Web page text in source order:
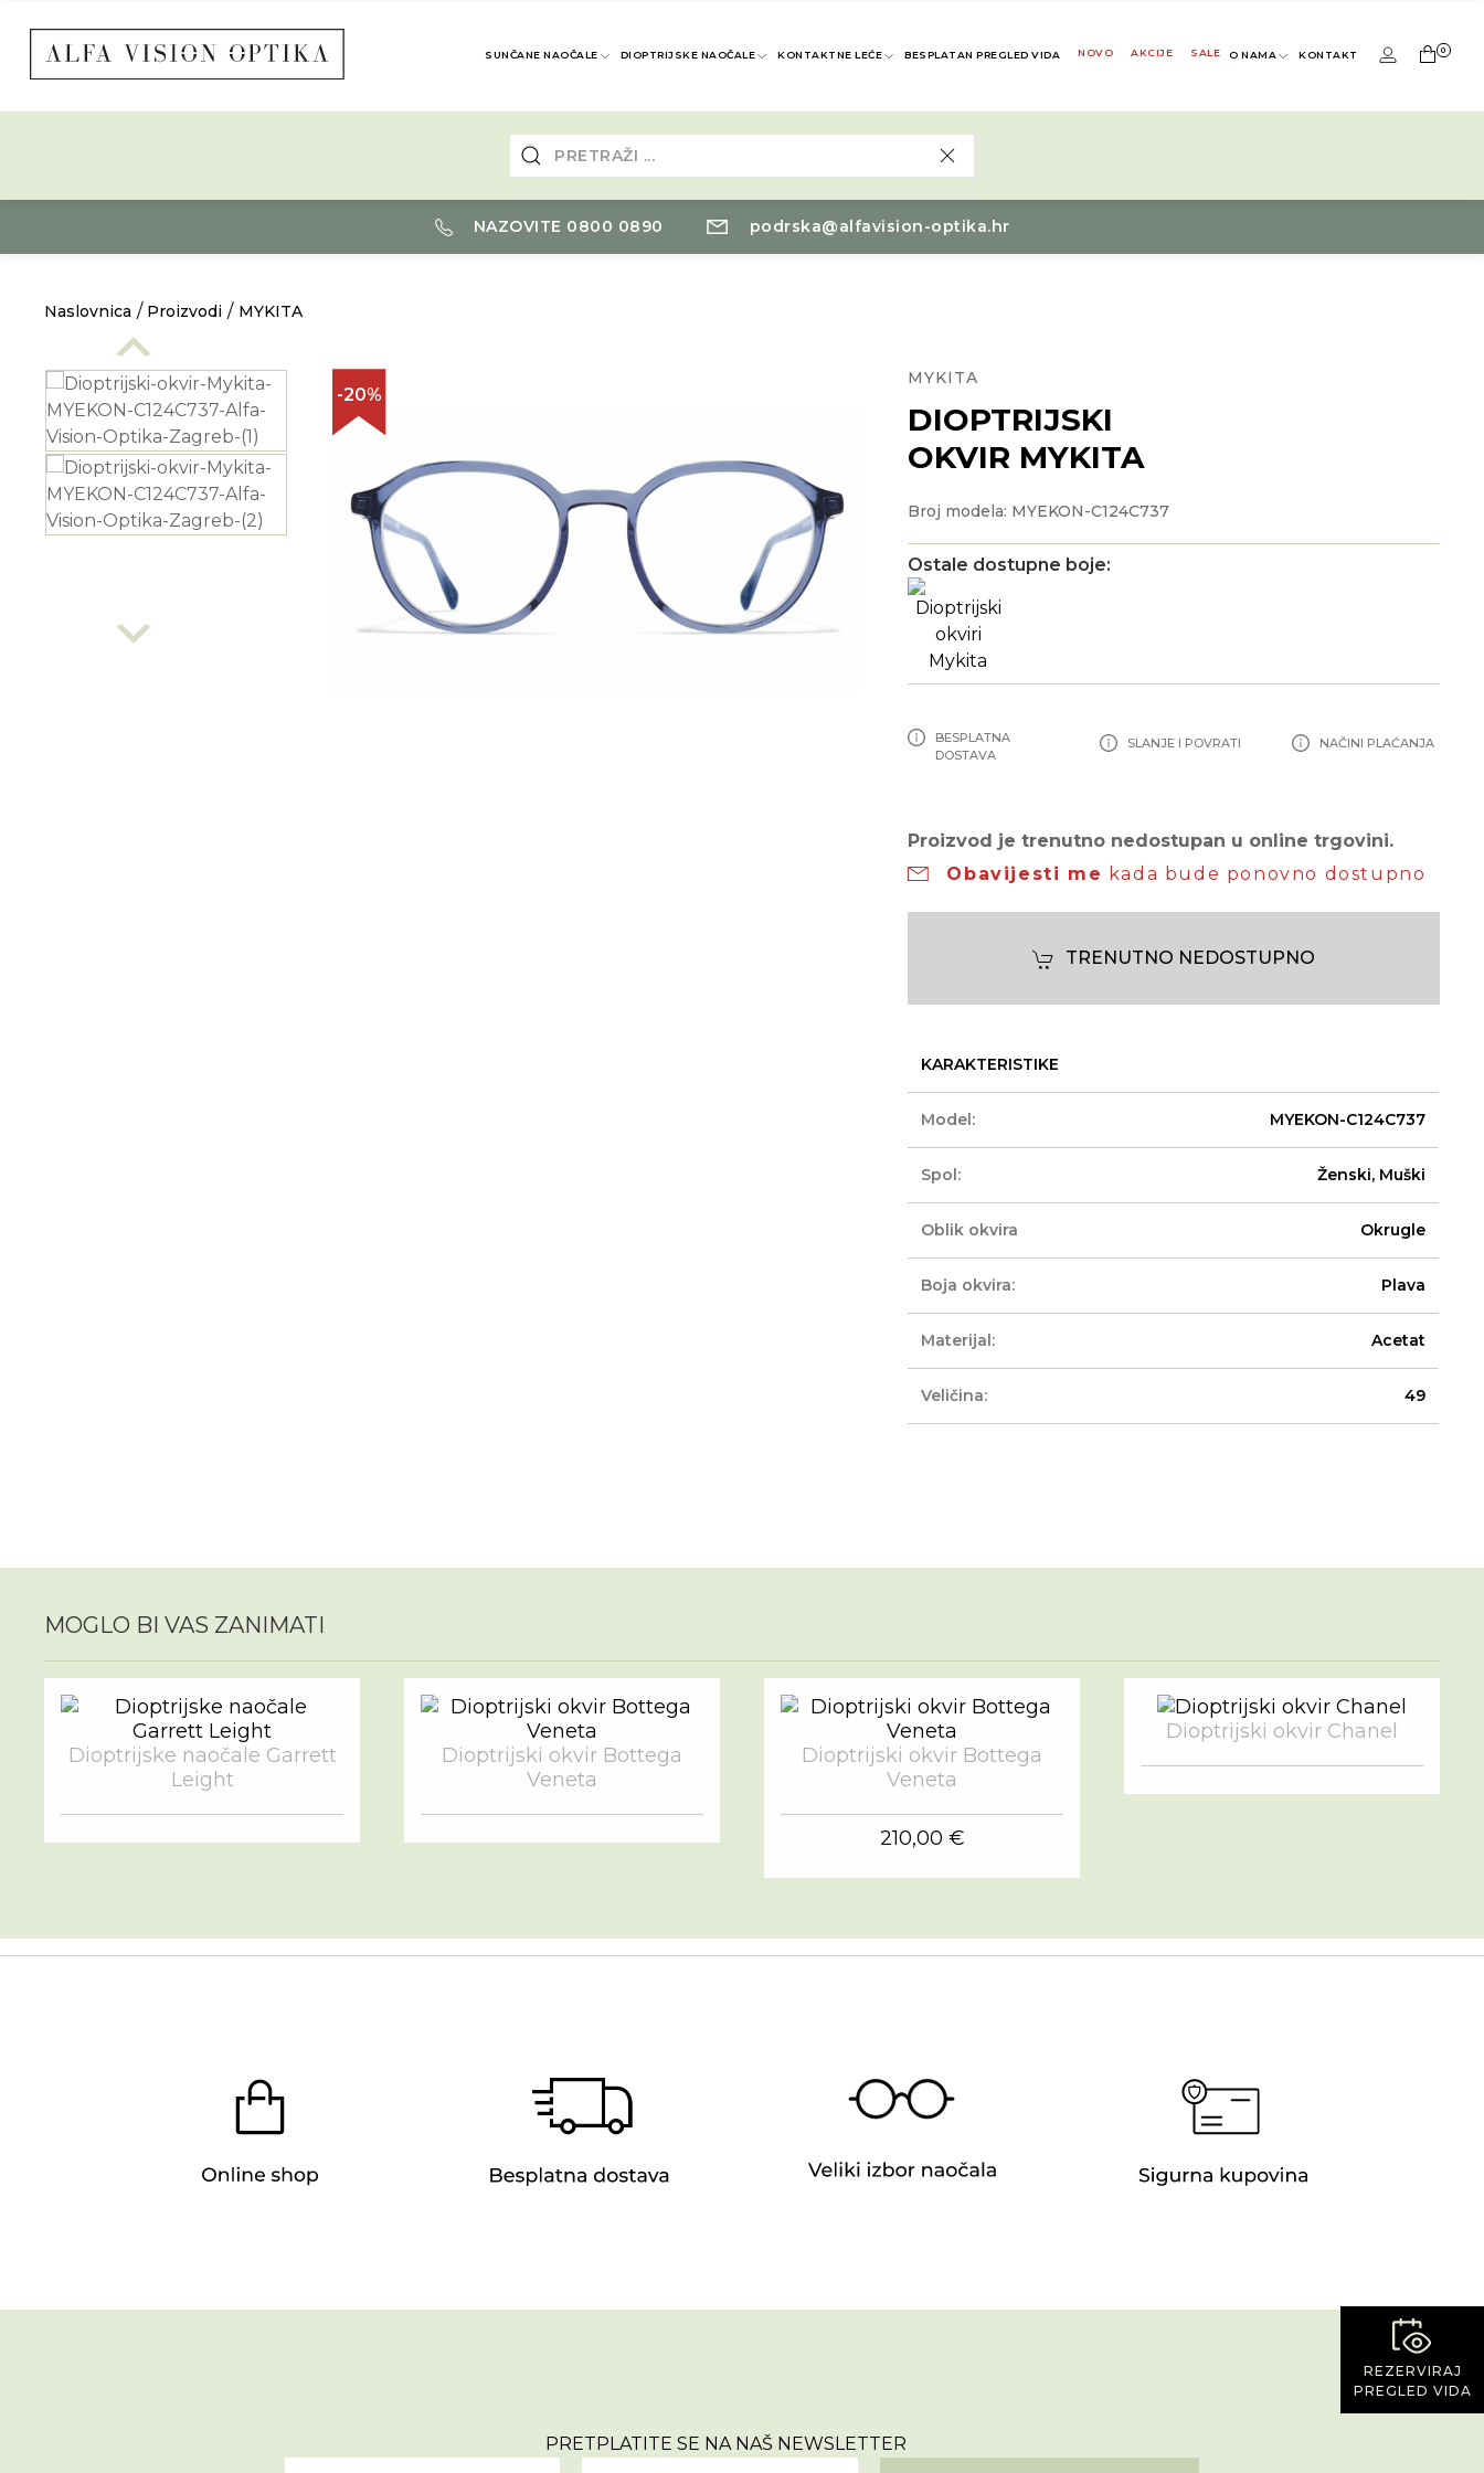
SUNČANE NAOČALE DIOPTRIJSKE NAOČALE KONTAKTNE LEĆE BESPLATAN PREGLED VIDA NOVO AKCIJE SALE O NAMA KONTAKT 0
NAZOVITE 0800 0890 podrska@alfavision-optika.hr
REZERVIRAJ
PREGLED VIDA
Naslovnica Proizvodi MYKITA
-20%
MYKITA
DIOPTRIJSKI
OKVIR MYKITA
Broj modela: MYEKON-C124C737
Ostale dostupne boje:
BESPLATNA
DOSTAVA
SLANJE I POVRATI NAČINI PLAĆANJA
Proizvod je trenutno nedostupan u online trgovini.
Obavijesti me kada bude ponovno dostupno
TRENUTNO NEDOSTUPNO
KARAKTERISTIKE
Model: MYEKON-C124C737
Spol: Ženski, Muški
Oblik okvira Okrugle
Boja okvira: Plava
Materijal: Acetat
Veličina: 49
MOGLO BI VAS ZANIMATI
Dioptrijske naočale Garrett
Leight
Dioptrijski okvir Bottega
Veneta
Dioptrijski okvir Bottega
Veneta
210,00 €
Dioptrijski okvir Chanel
PRETPLATITE SE NA NAŠ NEWSLETTER